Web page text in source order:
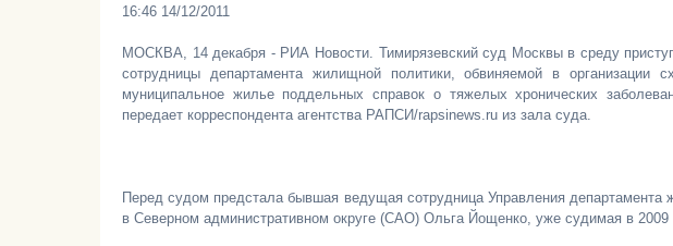
16:46 14/12/2011
МОСКВА, 14 декабря - РИА Новости. Тимирязевский суд Москвы в среду
сотрудницы департамента жилищной политики, обвиняемой в
муниципальное жилье поддельных справок о тяжелых хронических
передает корреспондента агентства РАПСИ/rapsinews.ru из зала суда.
Перед судом предстала бывшая ведущая сотрудница Управления
в Северном административном округе (САО) Ольга Йощенко, уже судимая в 2009